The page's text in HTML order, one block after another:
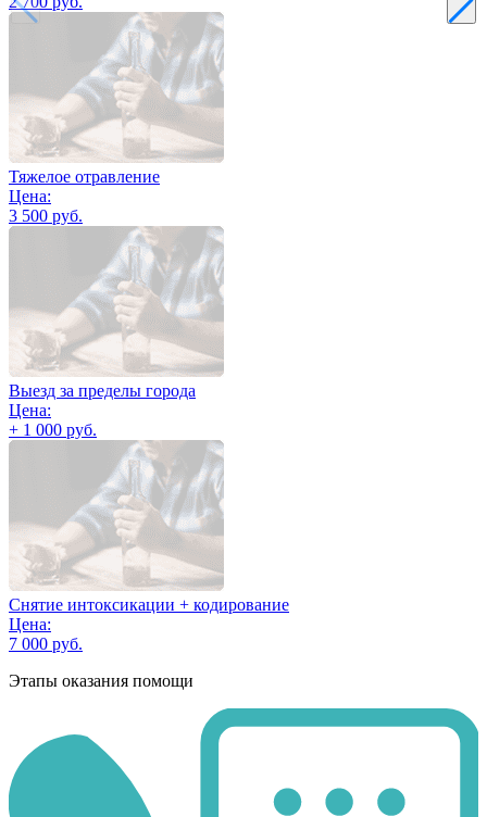
Тяжелое отравление
Цена:
3 500 руб.
Выезд за пределы города
Цена:
+ 1 000 руб.
Снятие интоксикации + кодирование
Цена:
7 000 руб.
Этапы оказания помощи